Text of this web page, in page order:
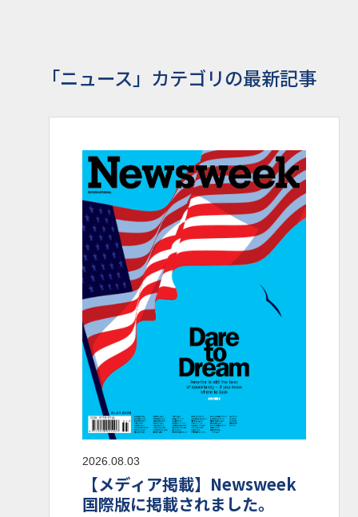
「ニュース」カテゴリの最新記事
2026.08.03
【メディア掲載】Newsweek
国際版に掲載されました。